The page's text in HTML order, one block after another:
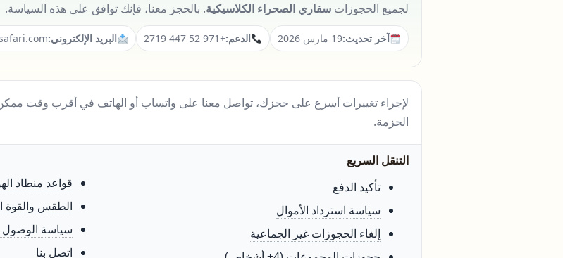
لجميع الحجوزات سفاري الصحراء الكلاسيكية. بالحجز معنا، فإنك توافق على هذه السياسة.
آخر تحديث:19 مارس 2026 الدعم:+971 52 447 2719 البريد الإلكتروني:
لإجراء تغييرات أسرع على حجزك، تواصل معنا على واتساب أو الهاتف في أقرب وقت ممكن.
الحزمة.
التنقل السريع
تأكيد الدفع
سياسة استرداد الأموال
إلغاء الحجوزات غير الجماعية
قواعد منطاد
الطقس والقوة
سياسة الوصول
اتصل بنا